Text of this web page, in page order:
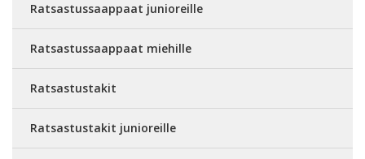
Ratsastussaappaat junioreille
Ratsastussaappaat miehille
Ratsastustakit
Ratsastustakit junioreille